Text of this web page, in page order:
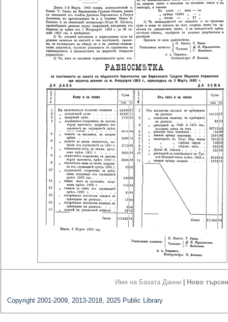
Име на Базата Данни Ново
Copyright 2001-2009, 2013-2018, 2025 Public Library